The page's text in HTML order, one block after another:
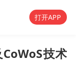
打开APP
技术